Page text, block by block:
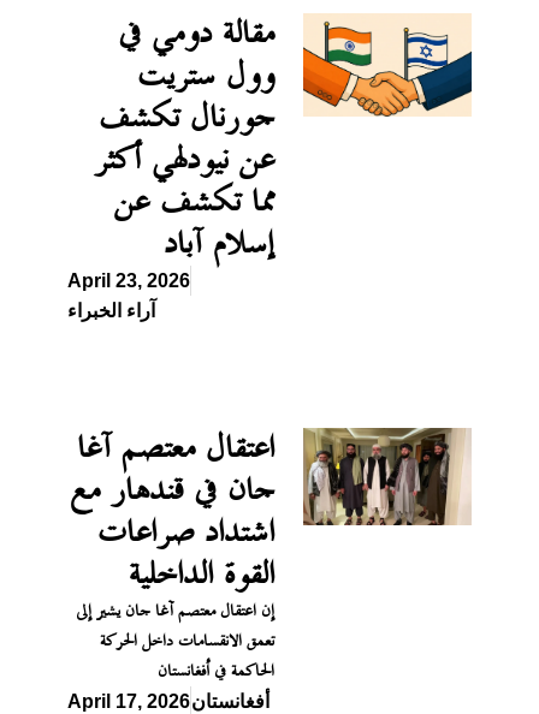
مقالة دومي في
وول ستريت
جورنال تكشف
عن نيودلهي أكثر
مما تكشف عن
إسلام آباد
April 23, 2026
آراء الخبراء
اعتقال معتصم آغا
جان في قندهار مع
اشتداد صراعات
القوة الداخلية
إن اعتقال معتصم آغا جان يشير إلى
تعمق الانقسامات داخل الحركة
الحاكمة في أفغانستان
April 17, 2026أفغانستان